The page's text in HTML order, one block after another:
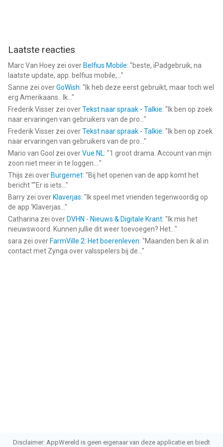
Laatste reacties
Marc Van Hoey zei over Belfius Mobile: "beste, iPadgebruik, na
laatste update, app. belfius mobile,... "
Sanne zei overGoWish: " Ik heb deze eerst gebruikt, maar toch wel
erg Amerikaans.. Ik... "
Frederik Visser zei overTekst naar spraak - Talkie: " Ik ben op zoek
naar ervaringen van gebruikers van de pro... "
Frederik Visser zei overTekst naar spraak - Talkie: " Ik ben op zoek
naar ervaringen van gebruikers van de pro... "
Mario van Gool zei overVue NL: "1 groot drama. Account van mijn
zoon niet meer in te loggen.... "
Thijs zei over Burgernet: "Bij het openen van de app komt het
bericht ""Er is iets... "
Barry zei over Klaverjas: " Ik speel met vrienden tegenwoordig op
de app ‘Klaverjas... "
Catharina zei over DVHN - Nieuws & Digitale Krant: " Ik mis het
nieuwswoord. Kunnen jullie dit weer toevoegen? Het... "
sara zei over FarmVille 2: Het boerenleven: "Maanden ben ik al in
contact met Zynga over valsspelers bij de... "
Disclaimer: AppWereld is geen eigenaar van deze applicatie en biedt